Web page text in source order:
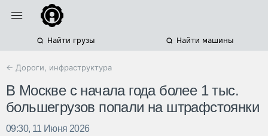
Найти грузы Найти машины
← Дороги, инфраструктура
В Москве с начала года более 1 тыс.
большегрузов попали на штрафстоянки
09:30, 11 Июня 2026